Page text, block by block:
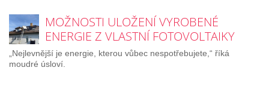
MOŽNOSTI ULOŽENÍ VYROBENÉ
ENERGIE Z VLASTNÍ FOTOVOLTAIKY
„Nejlevnější je energie, kterou vůbec nespotřebujete,“ říká
moudré úsloví.